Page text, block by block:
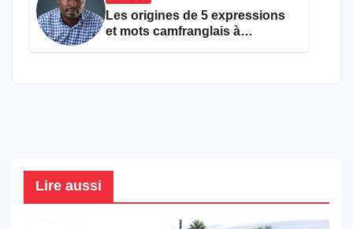
Les origines de 5 expressions
et mots camfranglais à
Lire aussi